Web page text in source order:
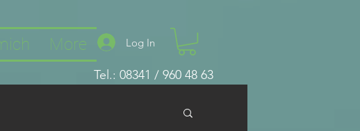
More Log In
Tel.: 08341 / 960 48 63